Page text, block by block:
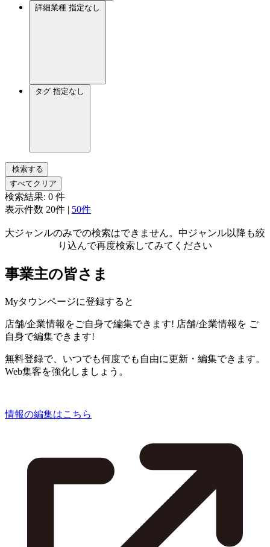
詳細業種 指定なし
タグ 指定なし
検索する
すべてクリア
検索結果: 0 件
表示件数 20件 | 50件
大ジャンルのみでの検索はできません。中ジャンル以降も絞
り込んで再度検索してみてください
事業主の皆さま
Myタウンページに登録すると
店舗/企業情報をご自身で編集できます! 店舗/企業情報を ご
自身で編集できます!
無料登録で、いつでも何度でも自由に更新・編集できます。
Web集客を強化しましょう。
情報の編集はこちら